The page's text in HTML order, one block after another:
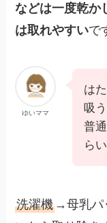
などは一度乾か
は取れやすいで
ゆいママ
は
吸
普
ら
洗濯機 →母乳パ